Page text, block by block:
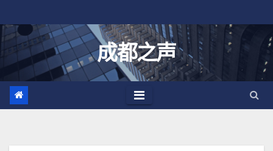
至
成都之声